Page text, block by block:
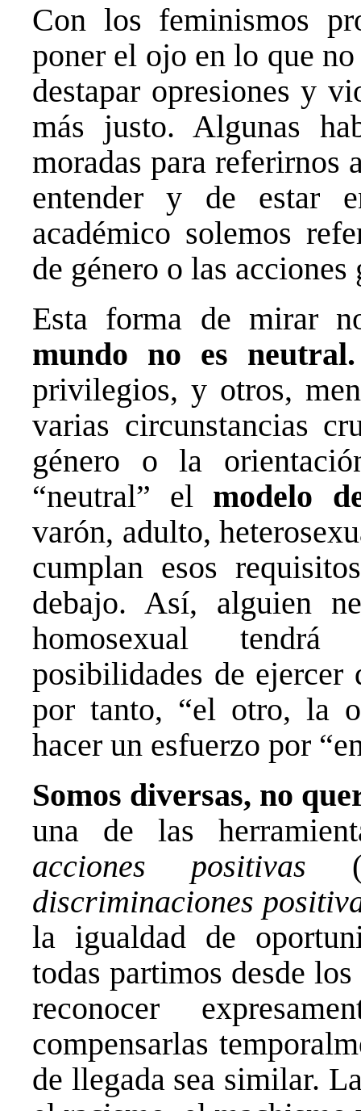
Con los feminismos
poner el ojo en lo que
destapar opresiones y
más justo. Algunas
moradas para referirnos
entender y de estar
académico solemos
de género o las
Esta forma de mirar
mundo no es
privilegios, y otros,
varias circunstancias
género o la
“neutral” el modelo
varón, adulto,
cumplan esos
debajo. Así, alguien
homosexual
posibilidades de ejercer
por tanto, “el otro, la
hacer un esfuerzo por
Somos diversas, no
una de las
acciones positivas
discriminaciones
la igualdad de
todas partimos desde
reconocer
compensarlas
de llegada sea similar.